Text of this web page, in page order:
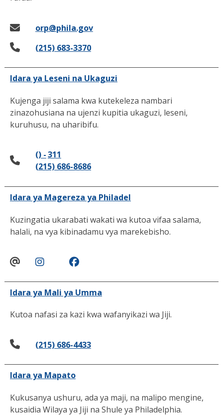
orp@phila.gov
(215) 683-3370
Idara ya Leseni na Ukaguzi
Kujenga jiji salama kwa kutekeleza nambari
zinazohusiana na ujenzi kupitia ukaguzi, leseni,
kuruhusu, na uharibifu.
() -311
(215) 686-8686
Idara ya Magereza ya Philadel
Kuzingatia ukarabati wakati wa kutoa vifaa salama,
halali, na vya kibinadamu vya marekebisho.
Idara ya Mali ya Umma
Kutoa nafasi za kazi kwa wafanyikazi wa Jiji.
(215) 686-4433
Idara ya Mapato
Kukusanya ushuru, ada ya maji, na malipo mengine,
kusaidia Wilaya ya Jiji na Shule ya Philadelphia.